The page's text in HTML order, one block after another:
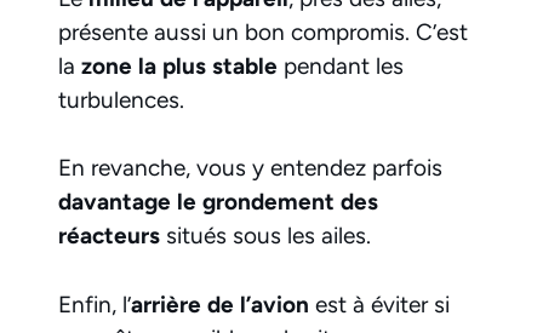
présente aussi un bon compromis. C’est
la zone la plus stable pendant les
turbulences.
En revanche, vous y entendez parfois
davantage le grondement des
réacteurs situés sous les ailes.
Enfin, l’arrière de l’avion est à éviter si